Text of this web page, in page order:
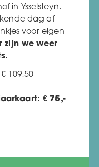
in Ysselsteyn.
dag af
voor eigen
zijn we weer
€ 109,50
€ 75,-